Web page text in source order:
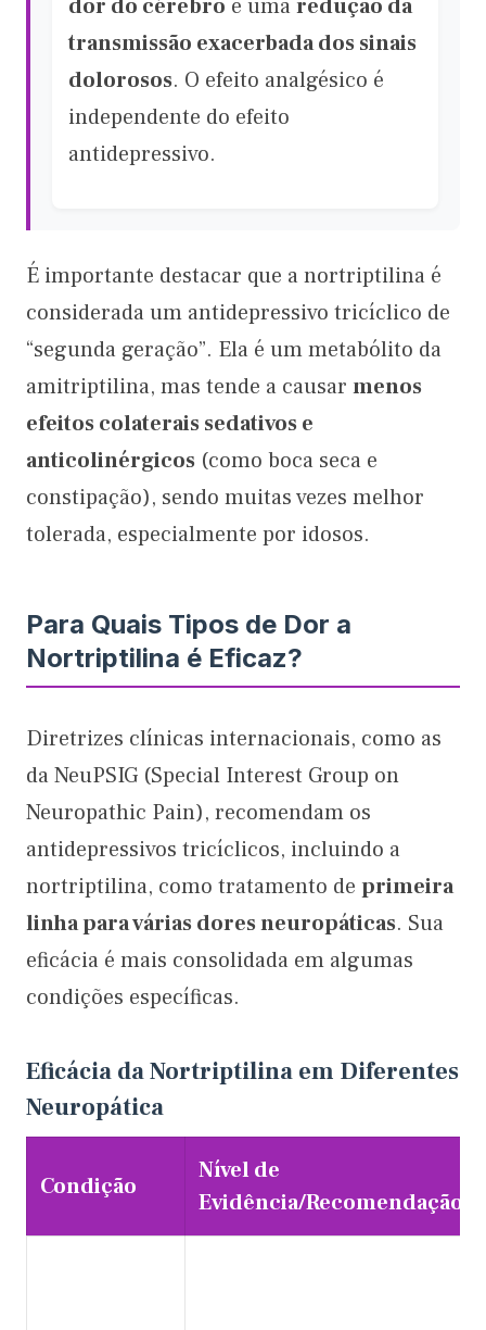
dor do cérebro e umaredução da
transmissão exacerbada dos sinais
dolorosos. O efeito analgésico é
independente do efeito
antidepressivo.
É importante destacar que a nortriptilina é
considerada um antidepressivo tricíclico de
“segunda geração”. Ela é um metabólito da
amitriptilina, mas tende a causar menos
efeitos colaterais sedativos e
anticolinérgicos (como boca seca e
constipação), sendo muitas vezes melhor
tolerada, especialmente por idosos.
Para Quais Tipos de Dor a
Nortriptilina é Eficaz?
Diretrizes clínicas internacionais, como as
da NeuPSIG (Special Interest Group on
Neuropathic Pain), recomendam os
antidepressivos tricíclicos, incluindo a
nortriptilina, como tratamento de primeira
linha para várias dores neuropáticas. Sua
eficácia é mais consolidada em algumas
condições específicas.
Eficácia da Nortriptilina em Diferentes
Neuropática
Condição
Nível de
Evidência/Recomendação